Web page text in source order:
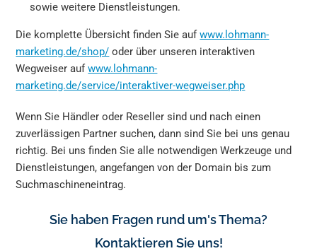
sowie weitere Dienstleistungen.
Die komplette Übersicht finden Sie aufwww.lohmann-
marketing.de/shop/ oder über unseren interaktiven
Wegweiser aufwww.lohmann-
marketing.de/service/interaktiver-wegweiser.php
Wenn Sie Händler oder Reseller sind und nach einen
zuverlässigen Partner suchen, dann sind Sie bei uns genau
richtig. Bei uns finden Sie alle notwendigen Werkzeuge und
Dienstleistungen, angefangen von der Domain bis zum
Suchmaschineneintrag.
Sie haben Fragen rund um's Thema?
Kontaktieren Sie uns!